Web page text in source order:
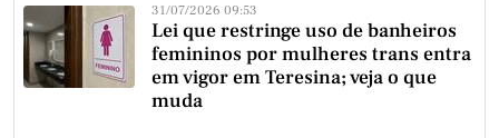
31/07/2026 09:53
Lei que restringe uso de banheiros
femininos por mulheres trans entra
em vigor em Teresina; veja o que
muda